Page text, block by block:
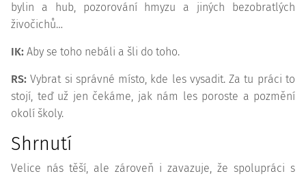
bylin a hub, pozorování hmyzu a jiných bezobratlých
živočichů…
IK: Aby se toho nebáli a šli do toho.
RS: Vybrat si správné místo, kde les vysadit. Za tu práci to
stojí, teď už jen čekáme, jak nám les poroste a pozmění
okolí školy.
Shrnutí
Velice nás těší, ale zároveň i zavazuje, že spolupráci s